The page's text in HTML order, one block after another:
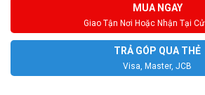
MUA NGAY
Giao Tận Nơi Hoặc Nhận Tại
TRẢ GÓP QUA THẺ
Visa, Master, JCB